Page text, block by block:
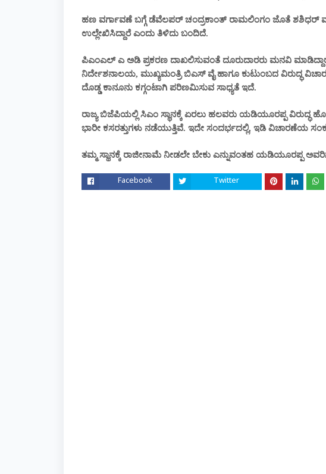
ಹಣ ವರ್ಗಾವಣೆ ಬಗ್ಗೆ ಡೆವೆಲಪರ್ ಚಂದ್ರಕಾಂತ್ ರಾಮಲಿಂಗಂ ಜೊತೆ ಶಶಿಧರ್
ಉಲ್ಲೇಖಿಸಿದ್ದಾರೆ ಎಂದು ತಿಳಿದು ಬಂದಿದೆ.
ಪಿಎಂಎಲ್ ಎ ಅಡಿ ಪ್ರಕರಣ ದಾಖಲಿಸುವಂತೆ ದೂರುದಾರರು ಮನವಿ
ನಿರ್ದೇಶನಾಲಯ, ಮುಖ್ಯಮಂತ್ರಿ ಬಿಎಸ್ ವೈ ಹಾಗೂ ಕುಟುಂಬದ ವಿರುದ್ಧ ವಿಚಾರಣೆ
ದೊಡ್ಡ ಕಾನೂನು ಕಗ್ಗಂಟಾಗಿ ಪರಿಣಮಿಸುವ ಸಾಧ್ಯತೆ ಇದೆ.
ರಾಜ್ಯ ಬಿಜೆಪಿಯಲ್ಲಿ ಸಿಎಂ ಸ್ಥಾನಕ್ಕೆ ಏರಲು ಹಲವರು ಯಡಿಯೂರಪ್ಪ ವಿರುದ್ಧ
ಭಾರೀ ಕಸರತ್ತುಗಳು ನಡೆಯುತ್ತಿವೆ. ಇದೇ ಸಂದರ್ಭದಲ್ಲಿ, ಇಡಿ ವಿಚಾರಣೆಯ
ತಮ್ಮ ಸ್ಥಾನಕ್ಕೆ ರಾಜೀನಾಮೆ ನೀಡಲೇ ಬೇಕು ಎನ್ನುವಂತಹ ಯಡಿಯೂರಪ್ಪ
Facebook Twitter